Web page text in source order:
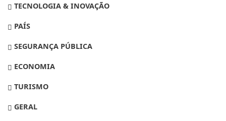
TECNOLOGIA & INOVAÇÃO
PAÍS
SEGURANÇA PÚBLICA
ECONOMIA
TURISMO
GERAL